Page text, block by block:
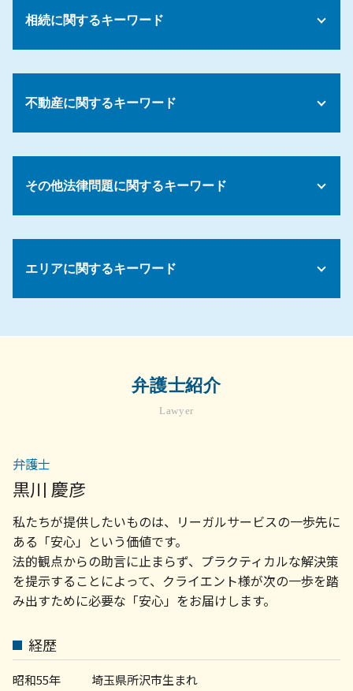
債務整理 その後 ローン
債務整理 デメリット 住宅ローン
債務 承認 時効
債務 債権
個人再生 費用
債務 クレジットカード
債務整理 手続き 方法
債務整理 ブラックリスト
ハラスメント 防止
秘密保持契約書 nda
コンプライアンス 重要性
パワハラ 対応
労働基準法 解雇事由
就業規則とは
正社員 解雇 条件
懲戒処分 減給
法令 コンプライアンス
相続に関するキーワード
相続 揉める 原因
公正 遺言
遺産分割協議 やり直し
公正証書遺言 無効
公正証書遺言 無効にしたい
相続財産 調査 方法
公正証書遺言 納得いかない
遺留分 調停
相続放棄 申述書
遺言書 法定相続人 遺留分
相続 兄弟 子供
遺留分侵害額請求権 時効
不動産に関するキーワード
不動産 訴訟
不動産トラブル 立ち退き
家賃滞納 強制退去
マンション 売買契約書
契約トラブル 相談
不動産 契約トラブル
賃貸契約
土地 契約書
不動産トラブル 調停
その他法律問題に関するキーワード
法律事務所 顧問
法人 破産 スケジュール
売掛金 未回収
債権回収 会社 取立て
売掛金 払っ てくれ ない
弁護士 顧問契約 メリット
法律事務所 債権回収
債権 消滅時効
会社 顧問弁護士
売掛金 督促
債権 売掛金
顧問弁護士 契約
エリアに関するキーワード
労務問題 弁護士 相談 世田谷区
顧問弁護士 相談 川崎市
顧問弁護士 相談 横浜市
企業法務 弁護士 相談 横浜市
労務問題 弁護士 相談 町田市
不動産トラブル 弁護士 相談 川崎市
相続問題 弁護士 相談 横浜市
企業法務 菊名
企業法務 弁護士 相談 世田谷区
相続問題 弁護士 相談 川崎市
労務 菊名
不動産トラブル 弁護士 相談 町田市
弁護士紹介
Lawyer
弁護士
黒川 慶彦
私たちが提供したいものは、リーガルサービスの一歩先に
ある「安心」という価値です。
法的観点からの助言に止まらず、プラクティカルな解決策
を提示することによって、クライエント様が次の一歩を踏
み出すために必要な「安心」をお届けします。
経歴
昭和55年
埼玉県所沢市生まれ